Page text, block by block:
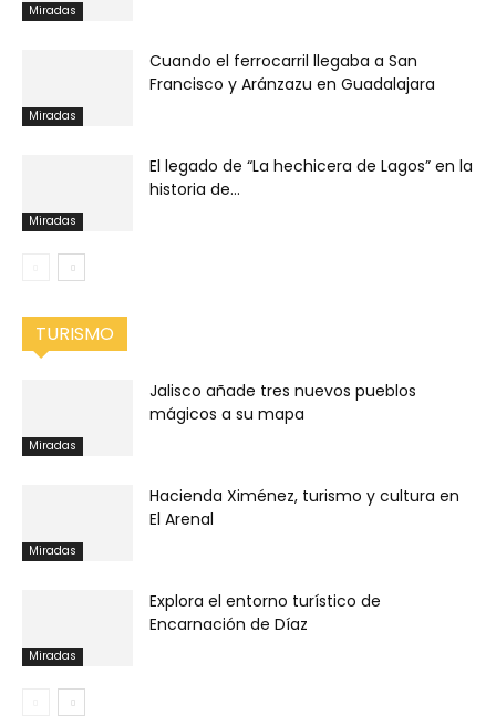
Miradas
Miradas
Cuando el ferrocarril llegaba a San
Francisco y Aránzazu en Guadalajara
Miradas
El legado de “La hechicera de Lagos” en la
historia de...
TURISMO
Miradas
Jalisco añade tres nuevos pueblos
mágicos a su mapa
Miradas
Hacienda Ximénez, turismo y cultura en
El Arenal
Miradas
Explora el entorno turístico de
Encarnación de Díaz